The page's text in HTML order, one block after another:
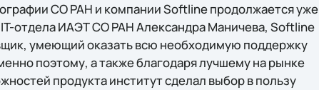
СО РАН и компании Softline продолжается уже
IT-отдела ИАЭТ СО РАН Александра Маничева, Softline
умеющий оказать всю необходимую поддержку
поэтому, а также благодаря лучшему на рынке
продукта институт сделал выбор в пользу